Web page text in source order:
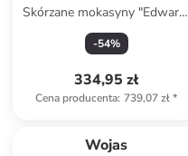
Skórzane mokasyny "Edward"
w kolorze granatowym
-54%
334,95 zł
Cena producenta: 739,07 zł*
Wojas